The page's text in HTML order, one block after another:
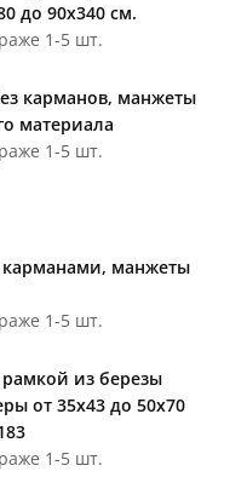
до 90х340 см.
1-5 шт.
карманов, манжеты
материала
1-5 шт.
карманами, манжеты
1-5 шт.
из березы
от 35х43 до 50х70
1-5 шт.